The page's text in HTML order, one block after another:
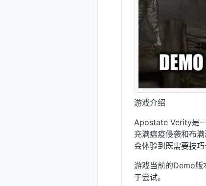
游戏介绍
Apostate Verity是
充满瘟疫侵袭和布
会体验到既需要技
游戏当前的Demo版
于尝试。